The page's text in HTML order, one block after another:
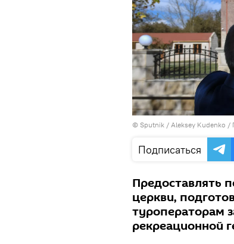
© Sputnik / Aleksey Kudenko /
Подписаться
Предоставлять
церкви,
туроператорам
рекреационной